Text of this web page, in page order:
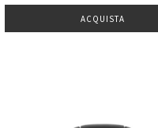
ACQUISTA